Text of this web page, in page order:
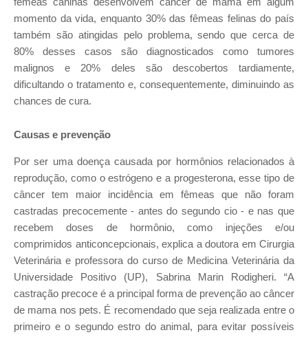
fêmeas caninas desenvolvem câncer de mama em algum
momento da vida, enquanto 30% das fêmeas felinas do país
também são atingidas pelo problema, sendo que cerca de
80% desses casos são diagnosticados como tumores
malignos e 20% deles são descobertos tardiamente,
dificultando o tratamento e, consequentemente, diminuindo as
chances de cura.
Causas e prevenção
Por ser uma doença causada por hormônios relacionados à
reprodução, como o estrógeno e a progesterona, esse tipo de
câncer tem maior incidência em fêmeas que não foram
castradas precocemente - antes do segundo cio - e nas que
recebem doses de hormônio, como injeções e/ou
comprimidos anticoncepcionais, explica a doutora em Cirurgia
Veterinária e professora do curso de Medicina Veterinária da
Universidade Positivo (UP), Sabrina Marin Rodigheri. “A
castração precoce é a principal forma de prevenção ao câncer
de mama nos pets. É recomendado que seja realizada entre o
primeiro e o segundo estro do animal, para evitar possíveis